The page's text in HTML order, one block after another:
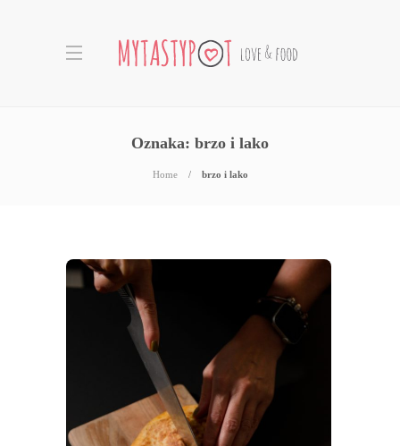
Oznaka: brzo i lako
Home brzo i lako